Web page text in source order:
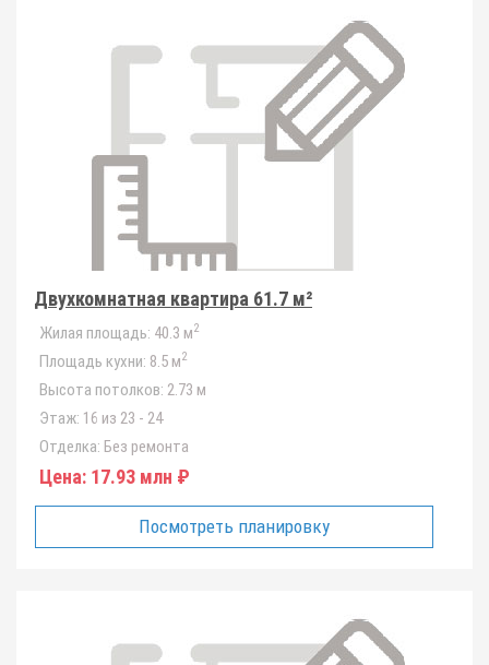
Двухкомнатная квартира 61.7 м²
Жилая площадь: 40.3 м2
Площадь кухни: 8.5 м2
Высота потолков: 2.73 м
Этаж: 16 из 23 - 24
Отделка: Без ремонта
Цена: 17.93 млн ₽
Посмотреть планировку